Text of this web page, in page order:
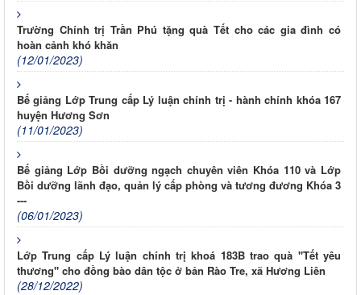
Trường Chính trị Trần Phú tặng quà Tết cho các gia đình có
hoàn cảnh khó khăn
(12/01/2023)
Bế giảng Lớp Trung cấp Lý luận chính trị - hành chính khóa 167
huyện Hương Sơn
(11/01/2023)
Bế giảng Lớp Bồi dưỡng ngạch chuyên viên Khóa 110 và Lớp
Bồi dưỡng lãnh đạo, quản lý cấp phòng và tương đương Khóa 3
---
(06/01/2023)
Lớp Trung cấp Lý luận chính trị khoá 183B trao quà "Tết yêu
thương" cho đồng bào dân tộc ở bản Rào Tre, xã Hương Liên
(28/12/2022)